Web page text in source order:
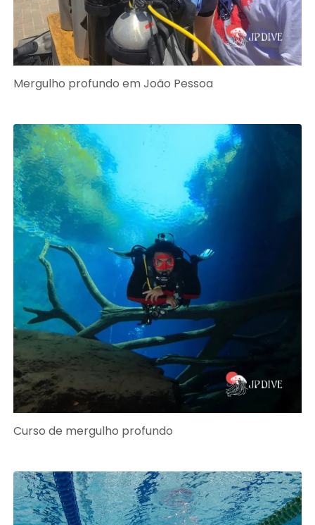
Mergulho profundo em João Pessoa
Curso de mergulho profundo